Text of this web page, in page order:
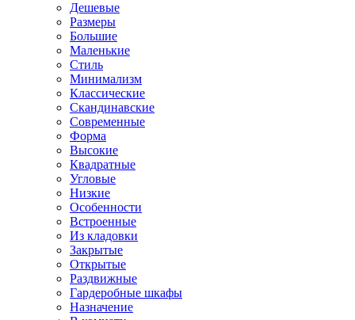
Дешевые
Размеры
Большие
Маленькие
Стиль
Минимализм
Классические
Скандинавские
Современные
Форма
Высокие
Квадратные
Угловые
Низкие
Особенности
Встроенные
Из кладовки
Закрытые
Открытые
Раздвижные
Гардеробные шкафы
Назначение